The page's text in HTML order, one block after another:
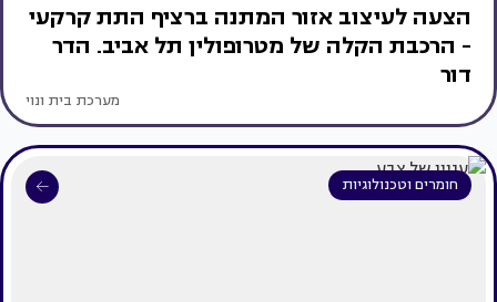
הצעה לעיצוב אזור המתנה ברציף התת קרקעי
- הרכבת הקלה של מטרופולין תל אביב. הדר
דור
מערכת בית ונוי
חומרים וטכנולוגיות